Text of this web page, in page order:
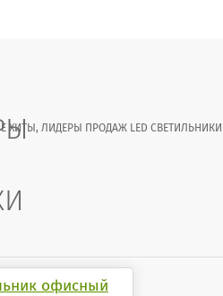
ХИТЫ, ЛИДЕРЫ ПРОДАЖ LED СВЕТИЛЬНИКИ
офисный